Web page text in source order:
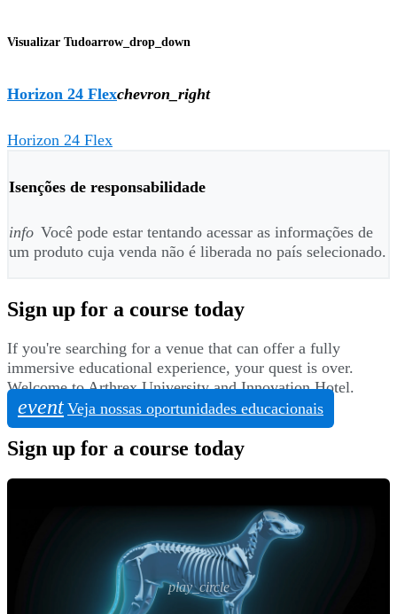
Visualizar Tudoarrow_drop_down
Horizon 24 Flexchevron_right
Horizon 24 Flex
Isenções de responsabilidade
info Você pode estar tentando acessar as informações de
um produto cuja venda não é liberada no país selecionado.
Sign up for a course today
If you're searching for a venue that can offer a fully
immersive educational experience, your quest is over.
Welcome to Arthrex University and Innovation Hotel.
event Veja nossas oportunidades educacionais
Sign up for a course today
play_circle